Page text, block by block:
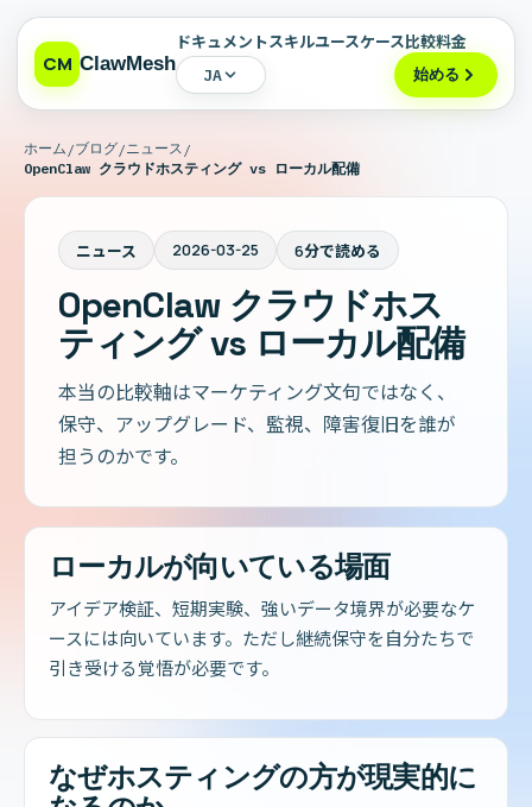
CM ClawMesh
ドキュメントスキルユースケース比較料金
JA 始める
ホーム /ブログ/ニュース /
OpenClaw クラウドホスティング vs ローカル配備
ニュース 2026-03-25 6分で読める
OpenClaw クラウドホス
ティング vs ローカル配備
本当の比較軸はマーケティング文句ではなく、
保守、アップグレード、監視、障害復旧を誰が
担うのかです。
ローカルが向いている場面
アイデア検証、短期実験、強いデータ境界が必要なケ
ースには向いています。ただし継続保守を自分たちで
引き受ける覚悟が必要です。
なぜホスティングの方が現実的に